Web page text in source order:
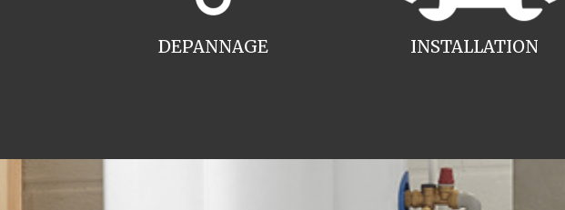
INSTALLATION
DEPANNAGE